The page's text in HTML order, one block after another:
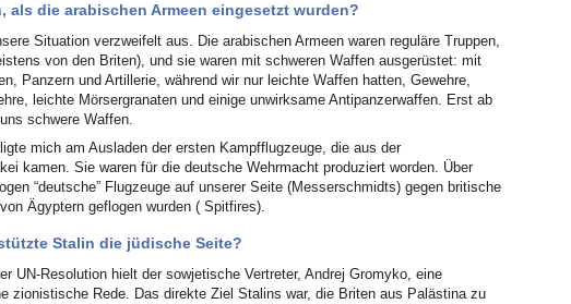
als die arabischen Armeen eingesetzt wurden?
Situation verzweifelt aus. Die arabischen Armeen waren reguläre Truppen,
von den Briten), und sie waren mit schweren Waffen ausgerüstet: mit
Panzern und Artillerie, während wir nur leichte Waffen hatten, Gewehre,
leichte Mörsergranaten und einige unwirksame Antipanzerwaffen. Erst ab
schwere Waffen.
mich am Ausladen der ersten Kampfflugzeuge, die aus der
kamen. Sie waren für die deutsche Wehrmacht produziert worden. Über
“deutsche” Flugzeuge auf unserer Seite (Messerschmidts) gegen britische
Ägyptern geflogen wurden ( Spitfires).
Stalin die jüdische Seite?
UN-Resolution hielt der sowjetische Vertreter, Andrej Gromyko, eine
zionistische Rede. Das direkte Ziel Stalins war, die Briten aus Palästina zu